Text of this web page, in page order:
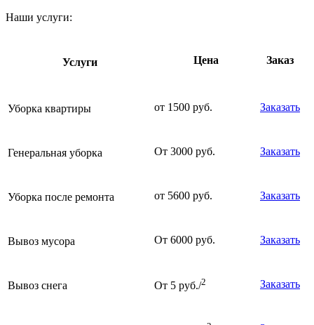
Наши услуги:
Услуги Цена Заказ
Уборка квартиры от 1500 руб. Заказать
Генеральная уборка От 3000 руб. Заказать
Уборка после ремонта от 5600 руб. Заказать
Вывоз мусора От 6000 руб. Заказать
Вывоз снега От 5 руб./2 Заказать